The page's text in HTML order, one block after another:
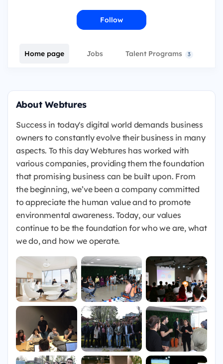
Follow
Home page Jobs Talent Programs 3
About Webtures
Success in today's digital world demands business
owners to constantly evolve their business in many
aspects. To this day Webtures has worked with
various companies, providing them the foundation
that promising business can be built upon. From
the beginning, we’ve been a company committed
to appreciate the human value and to promote
environmental awareness. Today, our values
continue to be the foundation for who we are, what
we do, and how we operate.